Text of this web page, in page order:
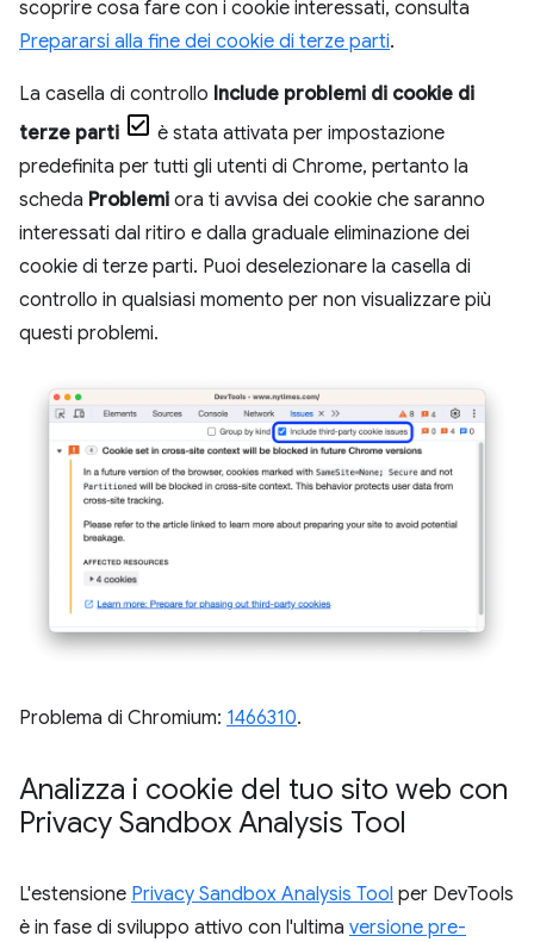
scoprire cosa fare con i cookie interessati, consulta
Prepararsi alla fine dei cookie di terze parti.
La casella di controllo Include problemi di cookie di
terze parti
è stata attivata per impostazione
predefinita per tutti gli utenti di Chrome, pertanto la
scheda Problemi ora ti avvisa dei cookie che saranno
interessati dal ritiro e dalla graduale eliminazione dei
cookie di terze parti. Puoi deselezionare la casella di
controllo in qualsiasi momento per non visualizzare più
questi problemi.
Problema di Chromium: 1466310.
Analizza i cookie del tuo sito web con
Privacy Sandbox Analysis Tool
L'estensione Privacy Sandbox Analysis Tool per DevTools
è in fase di sviluppo attivo con l'ultima versione pre-